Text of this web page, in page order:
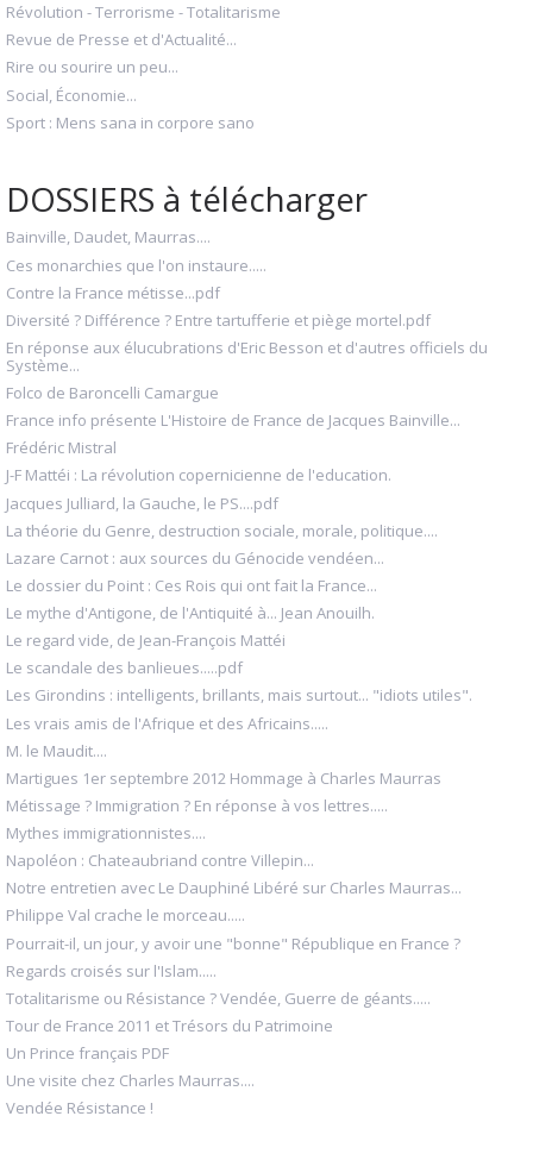
Révolution - Terrorisme - Totalitarisme
Revue de Presse et d'Actualité...
Rire ou sourire un peu...
Social, Économie...
Sport : Mens sana in corpore sano
DOSSIERS à télécharger
Bainville, Daudet, Maurras....
Ces monarchies que l'on instaure.....
Contre la France métisse...pdf
Diversité ? Différence ? Entre tartufferie et piège mortel.pdf
En réponse aux élucubrations d'Eric Besson et d'autres officiels du
Système...
Folco de Baroncelli Camargue
France info présente L'Histoire de France de Jacques Bainville...
Frédéric Mistral
J-F Mattéi : La révolution copernicienne de l'education.
Jacques Julliard, la Gauche, le PS....pdf
La théorie du Genre, destruction sociale, morale, politique....
Lazare Carnot : aux sources du Génocide vendéen...
Le dossier du Point : Ces Rois qui ont fait la France...
Le mythe d'Antigone, de l'Antiquité à... Jean Anouilh.
Le regard vide, de Jean-François Mattéi
Le scandale des banlieues.....pdf
Les Girondins : intelligents, brillants, mais surtout... "idiots utiles".
Les vrais amis de l'Afrique et des Africains.....
M. le Maudit....
Martigues 1er septembre 2012 Hommage à Charles Maurras
Métissage ? Immigration ? En réponse à vos lettres.....
Mythes immigrationnistes....
Napoléon : Chateaubriand contre Villepin...
Notre entretien avec Le Dauphiné Libéré sur Charles Maurras...
Philippe Val crache le morceau.....
Pourrait-il, un jour, y avoir une "bonne" République en France ?
Regards croisés sur l'Islam.....
Totalitarisme ou Résistance ? Vendée, Guerre de géants.....
Tour de France 2011 et Trésors du Patrimoine
Un Prince français PDF
Une visite chez Charles Maurras....
Vendée Résistance !